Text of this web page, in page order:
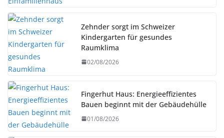
Zehnder sorgt im Schweizer
Kindergarten für gesundes
Raumklima
02/08/2026
Fingerhut Haus: Energieeffizientes
Bauen beginnt mit der Gebäudehülle
01/08/2026